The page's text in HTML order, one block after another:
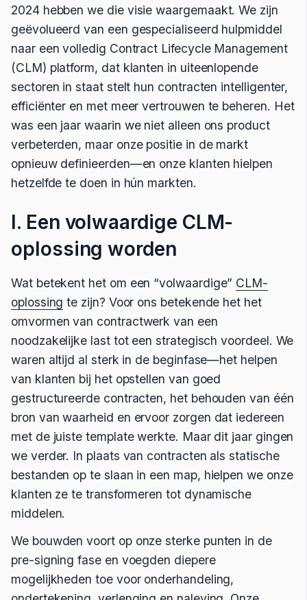
2024 hebben we die visie waargemaakt. We zijn
geëvolueerd van een gespecialiseerd hulpmiddel
naar een volledig Contract Lifecycle Management
(CLM) platform, dat klanten in uiteenlopende
sectoren in staat stelt hun contracten intelligenter,
efficiënter en met meer vertrouwen te beheren. Het
was een jaar waarin we niet alleen ons product
verbeterden, maar onze positie in de markt
opnieuw definieerden—en onze klanten hielpen
hetzelfde te doen in hún markten.
I. Een volwaardige CLM-
oplossing worden
Wat betekent het om een “volwaardige” CLM-
oplossing te zijn? Voor ons betekende het het
omvormen van contractwerk van een
noodzakelijke last tot een strategisch voordeel. We
waren altijd al sterk in de beginfase—het helpen
van klanten bij het opstellen van goed
gestructureerde contracten, het behouden van één
bron van waarheid en ervoor zorgen dat iedereen
met de juiste template werkte. Maar dit jaar gingen
we verder. In plaats van contracten als statische
bestanden op te slaan in een map, hielpen we onze
klanten ze te transformeren tot dynamische
middelen.
We bouwden voort op onze sterke punten in de
pre-signing fase en voegden diepere
mogelijkheden toe voor onderhandeling,